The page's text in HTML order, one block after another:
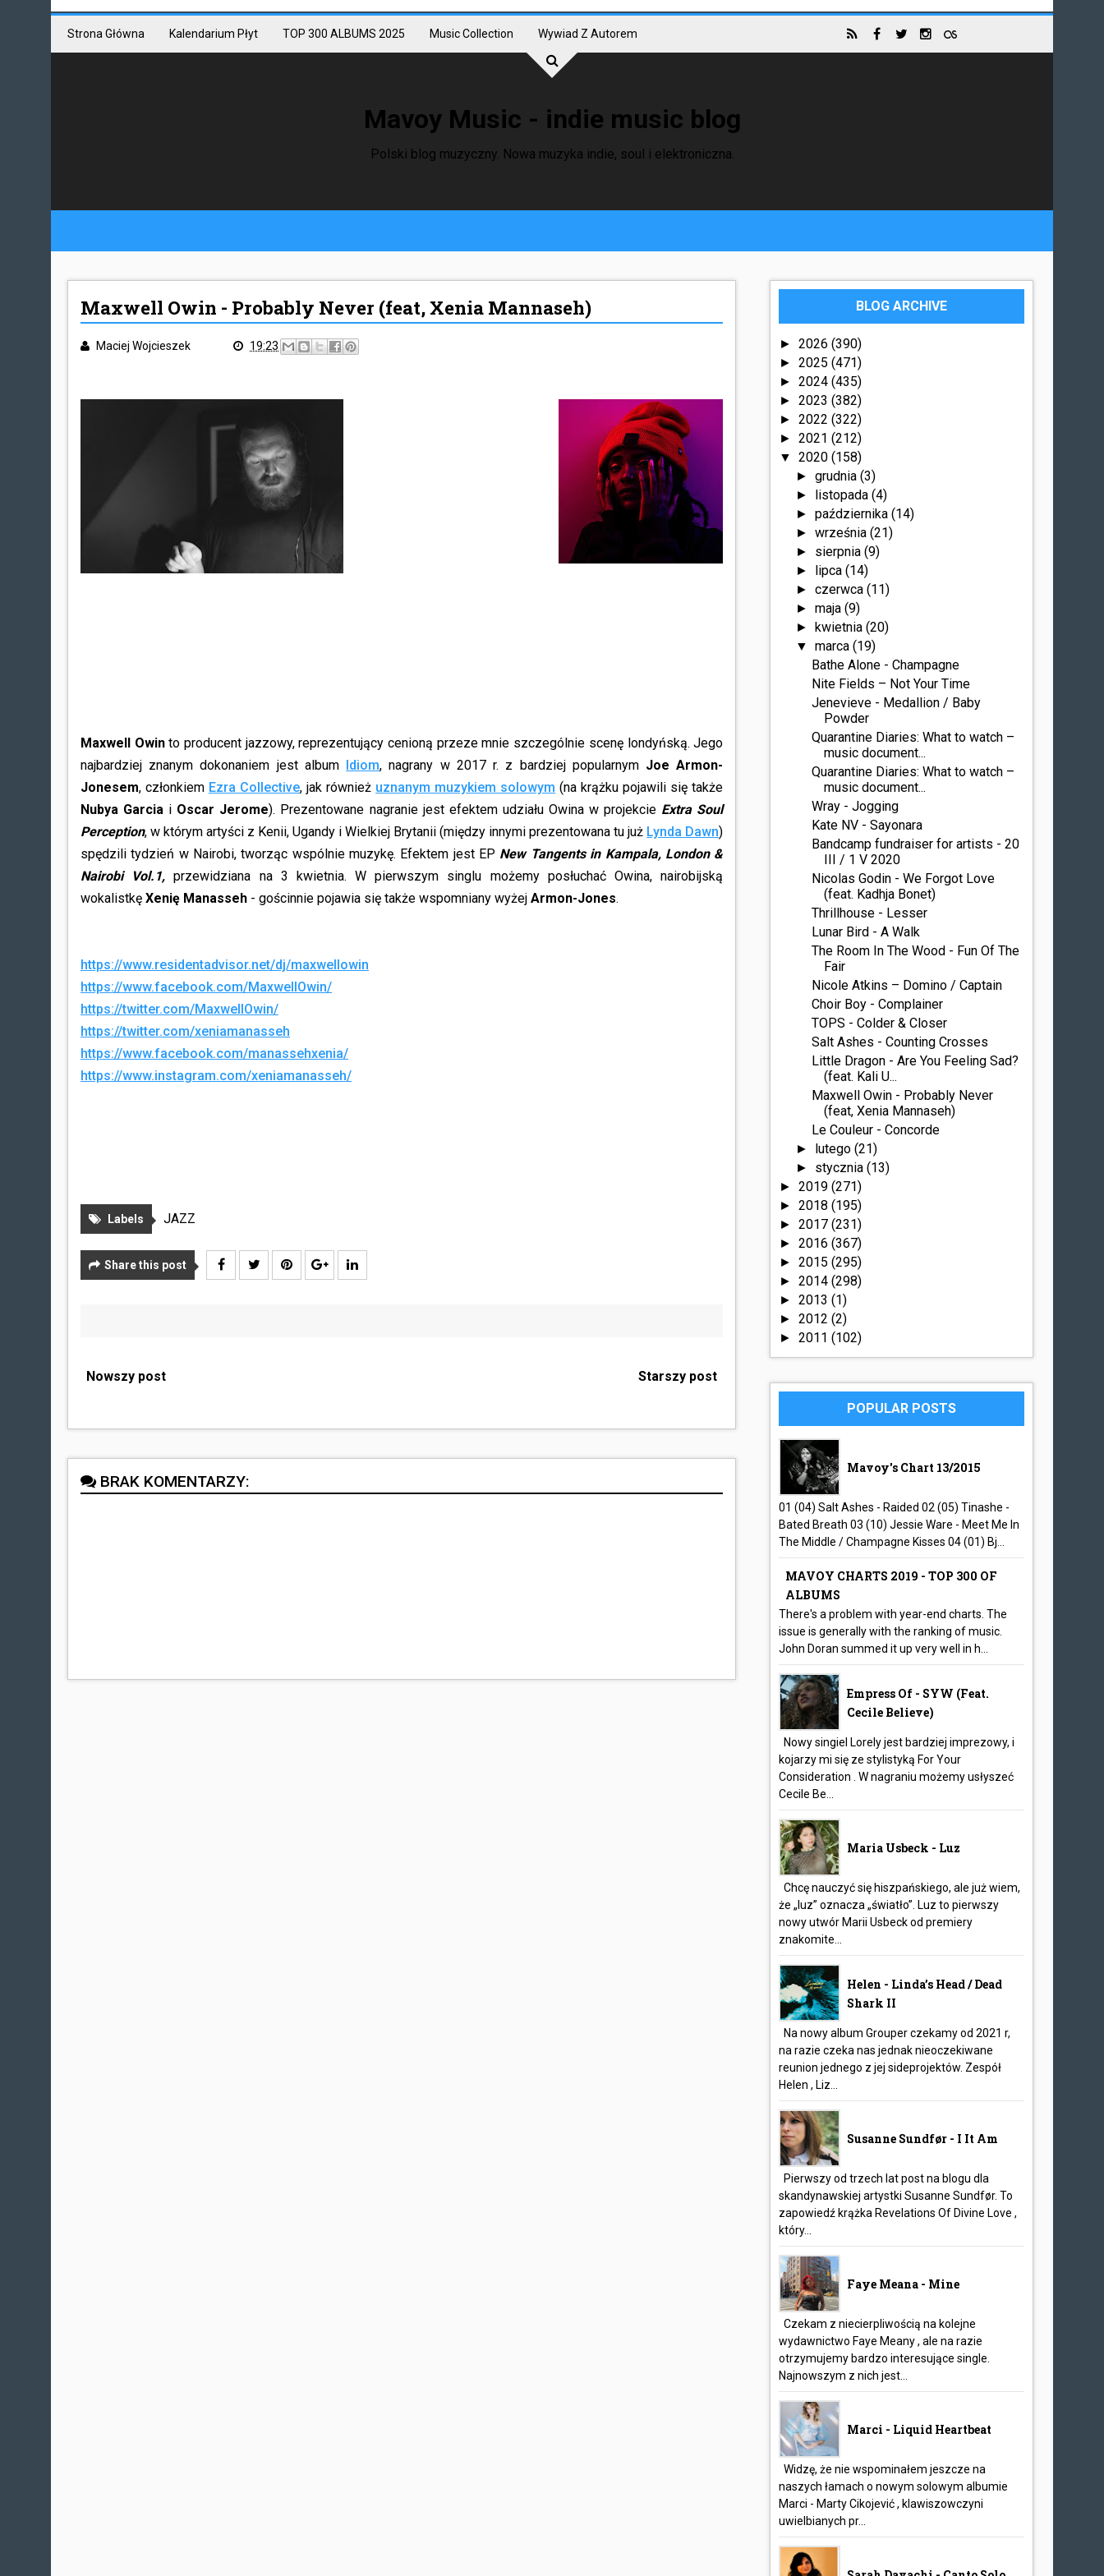
Strona Główna Kalendarium Płyt TOP 300 ALBUMS 2025 Music Collection Wywiad Z Autorem
Mavoy Music - indie music blog
Polski blog muzyczny. Nowa muzyka indie, soul i elektroniczna.
Maxwell Owin - Probably Never (feat, Xenia Mannaseh)
Maciej Wojcieszek 19:23
Maxwell Owinto producent jazzowy, reprezentujący cenioną przeze mnie szczególnie scenę londyńską. Jego
najbardziej znanym dokonaniem jest album Idiom, nagrany w 2017 r. z bardziej popularnym Joe Armon-
Jonesem, członkiem Ezra Collective, jak również uznanym muzykiem solowym (na krążku pojawili się także
Nubya Garcia i Oscar Jerome). Prezentowane nagranie jest efektem udziału Owina w projekcie Extra Soul
Perception, w którym artyści z Kenii, Ugandy i Wielkiej Brytanii (między innymi prezentowana tu już Lynda Dawn)
spędzili tydzień w Nairobi, tworząc wspólnie muzykę. Efektem jest EP New Tangents in Kampala, London &
Nairobi Vol.1, przewidziana na 3 kwietnia. W pierwszym singlu możemy posłuchać Owina, nairobijską
wokalistkę Xenię Manasseh - gościnnie pojawia się także wspomniany wyżej Armon-Jones.
https://www.residentadvisor.net/dj/maxwellowin
https://www.facebook.com/MaxwellOwin/
https://twitter.com/MaxwellOwin/
https://twitter.com/xeniamanasseh
https://www.facebook.com/manassehxenia/
https://www.instagram.com/xeniamanasseh/
Labels JAZZ
Share this post
Nowszy post Starszy post
BRAK KOMENTARZY:
BLOG ARCHIVE
►2026(390)
►2025(471)
►2024(435)
►2023(382)
►2022(322)
►2021(212)
▼2020(158)
► grudnia (3)
► listopada (4)
► października (14)
► września (21)
► sierpnia (9)
► lipca (14)
► czerwca (11)
► maja (9)
► kwietnia (20)
▼ marca (19)
Bathe Alone - Champagne
Nite Fields – Not Your Time
Jenevieve - Medallion / Baby
Powder
Quarantine Diaries: What to watch –
music document...
Quarantine Diaries: What to watch –
music document...
Wray - Jogging
Kate NV - Sayonara
Bandcamp fundraiser for artists - 20
III / 1 V 2020
Nicolas Godin - We Forgot Love
(feat. Kadhja Bonet)
Thrillhouse - Lesser
Lunar Bird - A Walk
The Room In The Wood - Fun Of The
Fair
Nicole Atkins – Domino / Captain
Choir Boy - Complainer
TOPS - Colder & Closer
Salt Ashes - Counting Crosses
Little Dragon - Are You Feeling Sad?
(feat. Kali U...
Maxwell Owin - Probably Never
(feat, Xenia Mannaseh)
Le Couleur - Concorde
► lutego (21)
► stycznia (13)
►2019(271)
►2018(195)
►2017(231)
►2016(367)
►2015(295)
►2014(298)
►2013(1)
►2012(2)
►2011(102)
POPULAR POSTS
Mavoy's Chart 13/2015
01 (04) Salt Ashes - Raided 02 (05) Tinashe -
Bated Breath 03 (10) Jessie Ware - Meet Me In
The Middle / Champagne Kisses 04 (01) Bj...
MAVOY CHARTS 2019 - TOP 300 OF
ALBUMS
There's a problem with year-end charts. The
issue is generally with the ranking of music.
John Doran summed it up very well in h...
Empress Of - SYW (feat.
Cecile Believe)
Nowy singiel Lorely jest bardziej imprezowy, i
kojarzy mi się ze stylistyką For Your
Consideration . W nagraniu możemy usłyszeć
Cecile Be...
Maria Usbeck - Luz
Chcę nauczyć się hiszpańskiego, ale już wiem,
że „luz” oznacza „światło”. Luz to pierwszy
nowy utwór Marii Usbeck od premiery
znakomite...
Helen - Linda’s Head / Dead
Shark II
Na nowy album Grouper czekamy od 2021 r,
na razie czeka nas jednak nieoczekiwane
reunion jednego z jej sideprojektów. Zespół
Helen , Liz...
Susanne Sundfør - I It Am
Pierwszy od trzech lat post na blogu dla
skandynawskiej artystki Susanne Sundfør. To
zapowiedź krążka Revelations Of Divine Love ,
który...
Faye Meana - Mine
Czekam z niecierpliwością na kolejne
wydawnictwo Faye Meany , ale na razie
otrzymujemy bardzo interesujące single.
Najnowszym z nich jest...
Marci - Liquid Heartbeat
Widzę, że nie wspominałem jeszcze na
naszych łamach o nowym solowym albumie
Marci - Marty Cikojević , klawiszowczyni
uwielbianych pr...